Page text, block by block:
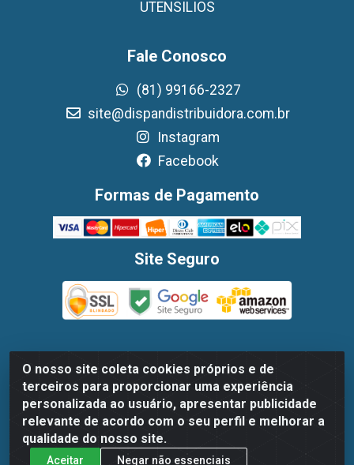
O nosso site coleta cookies próprios e de
terceiros para proporcionar uma experiência
personalizada ao usuário, apresentar publicidade
relevante de acordo com o seu perfil e melhorar a
qualidade do nosso site.
Aceitar Negar não essenciais
UTENSILIOS
Fale Conosco
(81) 99166-2327
site@dispandistribuidora.com.br
Instagram
Facebook
Formas de Pagamento
Site Seguro
Dispan Distribuidora de Alimentos LTDA - Avenida Marechal
Mascarenhas De Moraes, 1048- Imbiribeira, Recife/PE - CEP
51.170-000 - CNPJ 30.779.584/0003-78